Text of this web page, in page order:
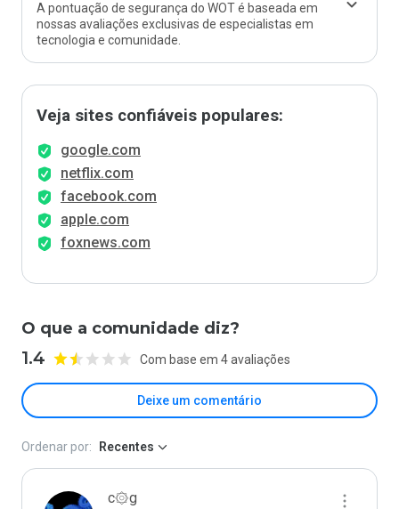
A pontuação de segurança do WOT é baseada em
nossas avaliações exclusivas de especialistas em
tecnologia e comunidade.
Veja sites confiáveis populares:
google.com
netflix.com
facebook.com
apple.com
foxnews.com
O que a comunidade diz?
1.4 Com base em 4 avaliações
Deixe um comentário
Ordenar por: Recentes
c۞g